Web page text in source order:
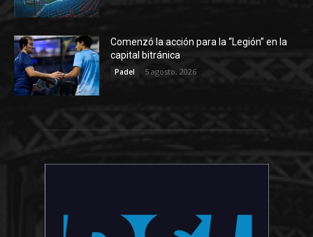
Comenzó la acción para la “Legión” en la
capital bitránica
Padel 5 agosto, 2026